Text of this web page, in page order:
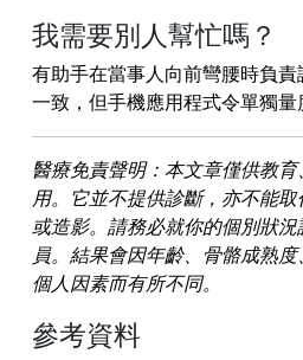
我需要別人幫忙嗎？
有助手在當事人向前彎腰時負
一致，但手機應用程式令單獨量
醫療免責聲明：本文章僅供教
用。它並不提供診斷，亦不能
或造影。請務必就你的個別狀
員。結果會因年齡、骨骼成熟
個人因素而有所不同。
參考資料